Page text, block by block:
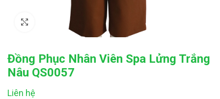
Click to enlarge
Đồng Phục Nhân Viên Spa Lửng Trắng
Nâu QS0057
Liên hệ